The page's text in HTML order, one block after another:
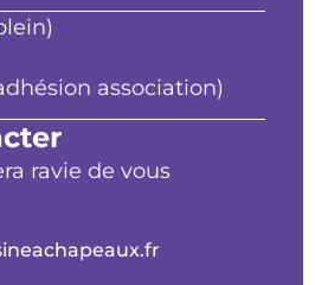
association)
ravie de vous